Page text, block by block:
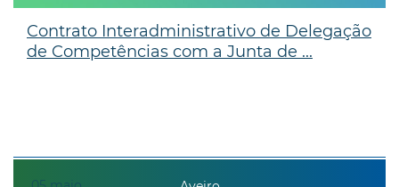
Contrato Interadministrativo de Delegação
de Competências com a Junta de ...